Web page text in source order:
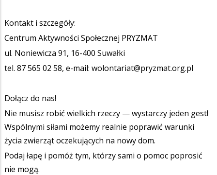
Kontakt i szczegóły:
Centrum Aktywności Społecznej PRYZMAT
ul. Noniewicza 91, 16-400 Suwałki
tel. 87 565 02 58, e-mail: wolontariat@pryzmat.org.pl
Dołącz do nas!
Nie musisz robić wielkich rzeczy — wystarczy jeden gest!
Wspólnymi siłami możemy realnie poprawić warunki
życia zwierząt oczekujących na nowy dom.
Podaj łapę i pomóż tym, którzy sami o pomoc poprosić
nie mogą.